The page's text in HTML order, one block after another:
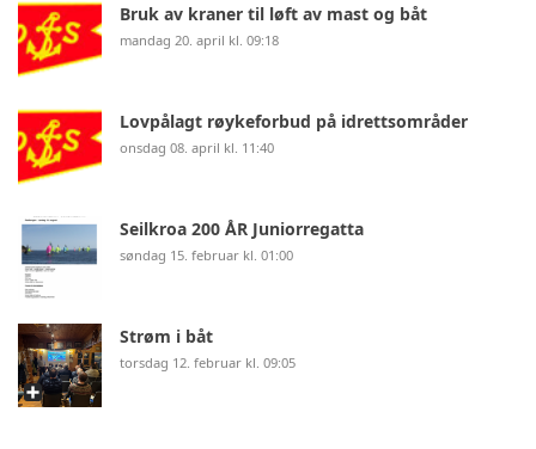
Bruk av kraner til løft av mast og båt
mandag 20. april kl. 09:18
Lovpålagt røykeforbud på idrettsområder
onsdag 08. april kl. 11:40
Seilkroa 200 ÅR Juniorregatta
søndag 15. februar kl. 01:00
Strøm i båt
torsdag 12. februar kl. 09:05